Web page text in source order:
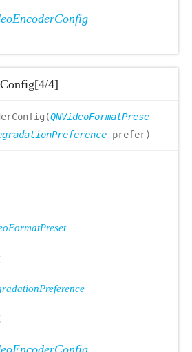
4]
QNVideoFormatPrese
prefer)